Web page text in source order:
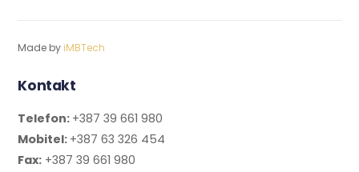
Made by iMBTech
Kontakt
Telefon: +387 39 661 980
Mobitel: +387 63 326 454
Fax: +387 39 661 980